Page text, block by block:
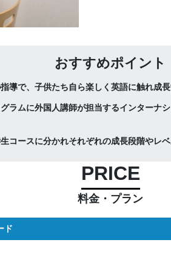
おすすめポイント
導で、子供たち自ら楽しく英語に触れ成長
ラムに外国人講師が担当するインターナ
コースに分かれそれぞれの成長段階やレ
PRICE
料金・プラン
ド